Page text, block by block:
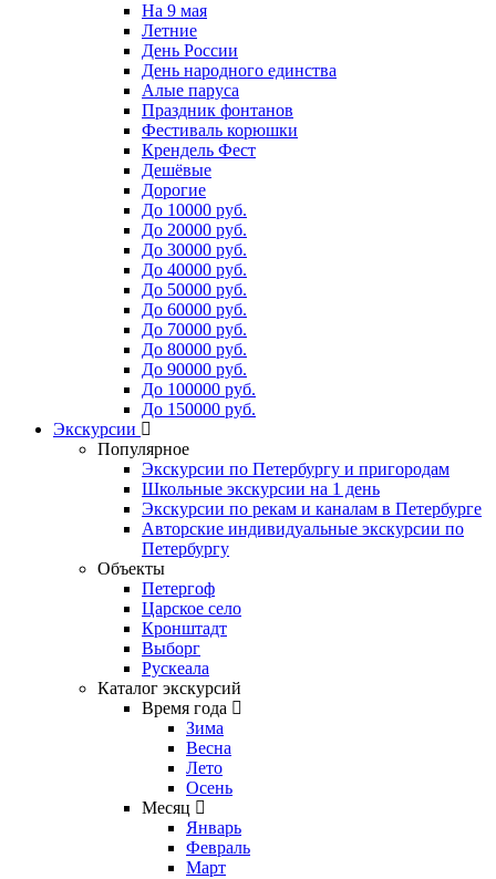
На 9 мая
Летние
День России
День народного единства
Алые паруса
Праздник фонтанов
Фестиваль корюшки
Крендель Фест
Дешёвые
Дорогие
До 10000 руб.
До 20000 руб.
До 30000 руб.
До 40000 руб.
До 50000 руб.
До 60000 руб.
До 70000 руб.
До 80000 руб.
До 90000 руб.
До 100000 руб.
До 150000 руб.
Экскурсии
Популярное
Экскурсии по Петербургу и пригородам
Школьные экскурсии на 1 день
Экскурсии по рекам и каналам в Петербурге
Авторские индивидуальные экскурсии по
Петербургу
Объекты
Петергоф
Царское село
Кронштадт
Выборг
Рускеала
Каталог экскурсий
Время года
Зима
Весна
Лето
Осень
Месяц
Январь
Февраль
Март